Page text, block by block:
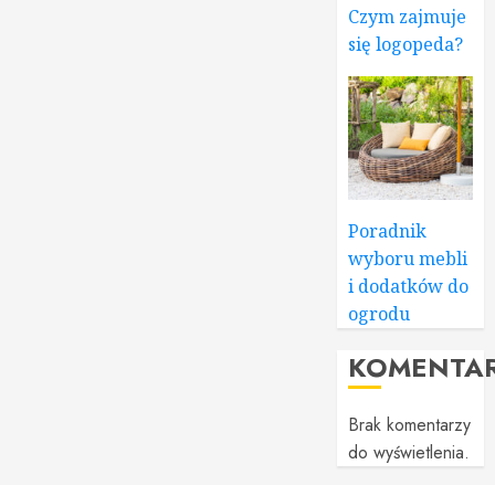
Czym zajmuje
się logopeda?
Poradnik
wyboru mebli
i dodatków do
ogrodu
Brak komentarzy
do wyświetlenia.